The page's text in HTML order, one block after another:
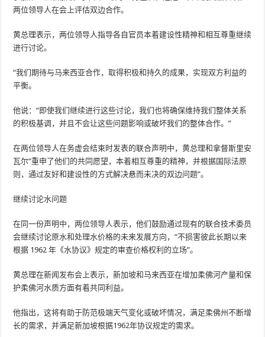
两位领导人在会上评估双边合作。
黄总理表示，两位领导人指导各自官员本着建设性精神和相互尊重继续
进行讨论。
“我们期待与马来西亚合作，取得积极和持久的成果，实现双方利益的
平衡。
他说：“即使我们继续进行这些讨论，我们也将确保维持我们整体关系
的积极基调，并且不会让这些问题影响或破坏我们的整体合作。”
在两位领导人在务虚会结束时发表的联合声明中，黄总理和拿督斯里安
瓦尔“重申了他们的共同愿望，本着相互尊重的精神，并根据国际法原
则，通过友好和建设性的方式解决悬而未决的双边问题”。
继续讨论水问题
在同一份声明中，两位领导人表示，他们鼓励通过现有的联合技术委员
会继续讨论原水和处理水价格的未来发展方向，“不损害彼此长期以来
根据 1962 年《水协议》规定的审查价格权利的立场”。
黄总理在新闻发布会上表示，新加坡和马来西亚在增加柔佛河产量和保
护柔佛河水质方面有着共同利益。
他指出，这将有助于防范极端天气变化或破坏情况，满足柔佛州不断增
长的需求，并满足新加坡根据1962年协议规定的需求。